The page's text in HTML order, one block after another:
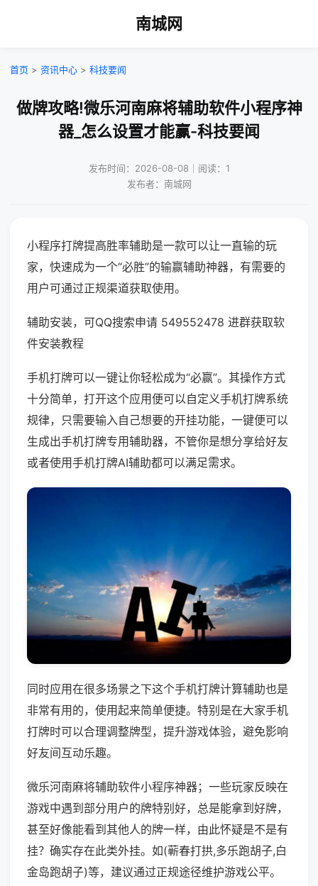
南城网
首页 > 资讯中心 > 科技要闻
做牌攻略!微乐河南麻将辅助软件小程序神
器_怎么设置才能赢-科技要闻
发布时间：2026-08-08｜阅读：1
发布者：南城网
小程序打牌提高胜率辅助是一款可以让一直输的玩
家，快速成为一个“必胜”的输赢辅助神器，有需要的
用户可通过正规渠道获取使用。
辅助安装，可QQ搜索申请 549552478 进群获取软
件安装教程
手机打牌可以一键让你轻松成为“必赢”。其操作方式
十分简单，打开这个应用便可以自定义手机打牌系统
规律，只需要输入自己想要的开挂功能，一键便可以
生成出手机打牌专用辅助器，不管你是想分享给好友
或者使用手机打牌AI辅助都可以满足需求。
同时应用在很多场景之下这个手机打牌计算辅助也是
非常有用的，使用起来简单便捷。特别是在大家手机
打牌时可以合理调整牌型，提升游戏体验，避免影响
好友间互动乐趣。
微乐河南麻将辅助软件小程序神器；一些玩家反映在
游戏中遇到部分用户的牌特别好，总是能拿到好牌，
甚至好像能看到其他人的牌一样，由此怀疑是不是有
挂？确实存在此类外挂。如(蕲春打拱,多乐跑胡子,白
金岛跑胡子)等，建议通过正规途径维护游戏公平。